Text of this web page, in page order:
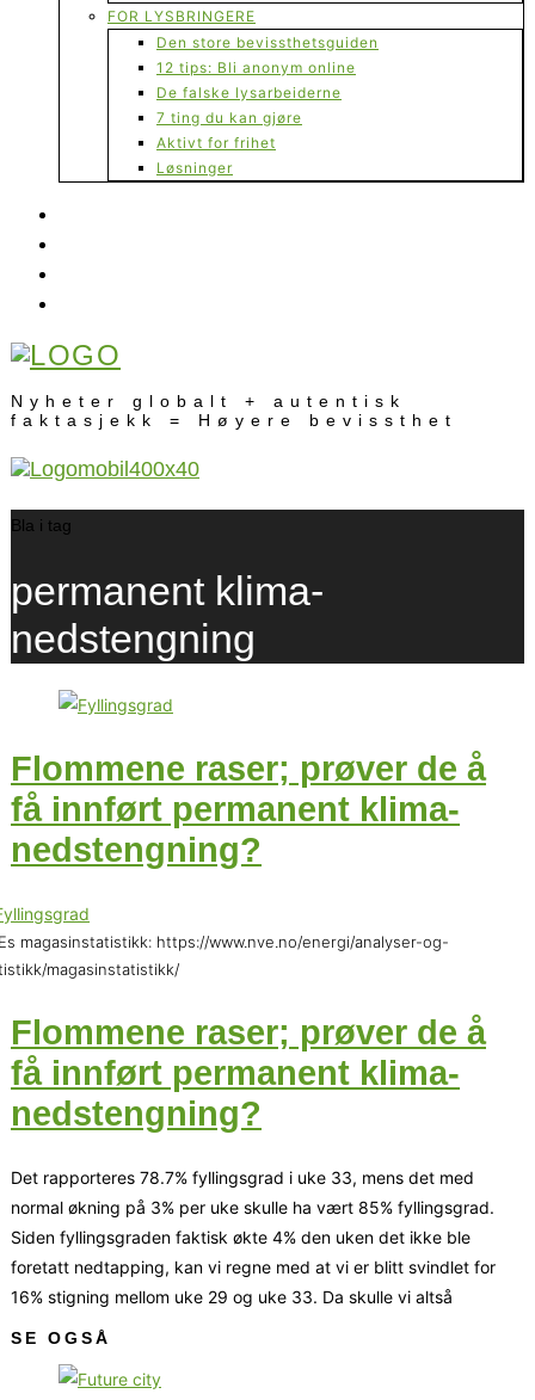
FOR LYSBRINGERE
Den store bevissthetsguiden
12 tips: Bli anonym online
De falske lysarbeiderne
7 ting du kan gjøre
Aktivt for frihet
Løsninger
Nyheter globalt + autentisk
faktasjekk = Høyere bevissthet
Bla i tag
permanent klima-
nedstengning
Flommene raser; prøver de å
få innført permanent klima-
nedstengning?
magasinstatistikk: https://www.nve.no/energi/analyser-og-
magasinstatistikk/
Flommene raser; prøver de å
få innført permanent klima-
nedstengning?
Det rapporteres 78.7% fyllingsgrad i uke 33, mens det med
normal økning på 3% per uke skulle ha vært 85% fyllingsgrad.
Siden fyllingsgraden faktisk økte 4% den uken det ikke ble
foretatt nedtapping, kan vi regne med at vi er blitt svindlet for
16% stigning mellom uke 29 og uke 33. Da skulle vi altså
SE OGSÅ